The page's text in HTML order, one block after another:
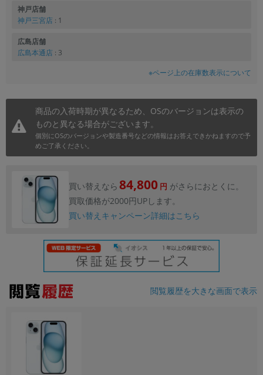
神戸店舗
神戸三宮店 : 1
広島店舗
広島本通店 : 3
※ページ上の在庫数表示について
商品の入荷時期が異なるため、OSのバージョンは表示の
ものと異なる場合がございます。
個別にOSのバージョンや製造番号などの情報はお答えできかねますので予
めご了承ください。
買い替えなら 84,800 円 がさらにおとくに。
買取価格が2000円UPします。
買い替えキャンペーン詳細はこちら
閲覧履歴を大きな画面で表示